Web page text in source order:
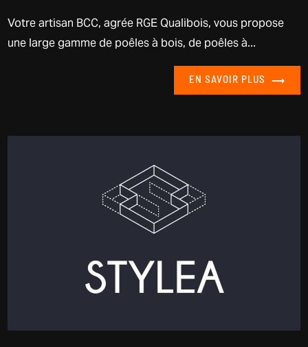
Votre artisan BCC, agrée RGE Qualibois, vous propose
une large gamme de poêles à bois, de poêles à...
EN SAVOIR PLUS